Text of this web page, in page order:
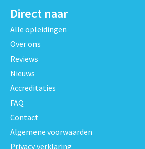
Direct naar
Alle opleidingen
Over ons
Reviews
Nieuws
Accreditaties
FAQ
Contact
Algemene voorwaarden
Privacy verklaring